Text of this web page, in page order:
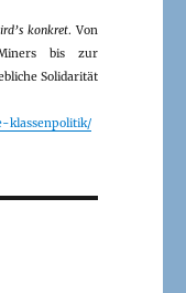
konkret. Von
bis zur
Solidarität
klassenpolitik/